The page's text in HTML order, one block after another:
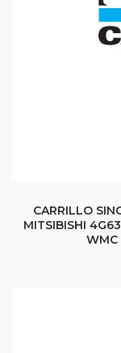
CARRILLO
MITSIBISHI
WMC